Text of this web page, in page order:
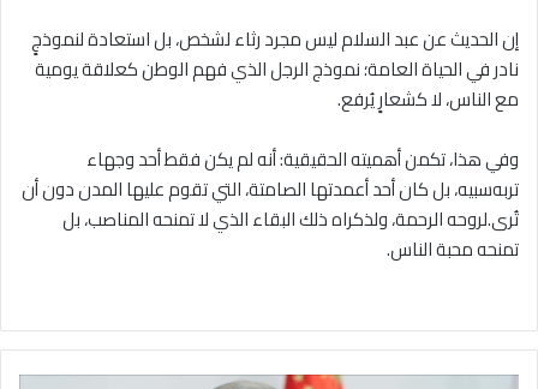
إن الحديث عن عبد السلام ليس مجرد رثاء لشخص، بل استعادة لنموذجٍ
نادر في الحياة العامة؛ نموذج الرجل الذي فهم الوطن كعلاقة يومية
مع الناس، لا كشعارٍ يُرفع.
وفي هذا، تكمن أهميته الحقيقية: أنه لم يكن فقط أحد وجهاء
تربه‌سبيه، بل كان أحد أعمدتها الصامتة، التي تقوم عليها المدن دون أن
تُرى.لروحه الرحمة، ولذكراه ذلك البقاء الذي لا تمنحه المناصب، بل
تمنحه محبة الناس.